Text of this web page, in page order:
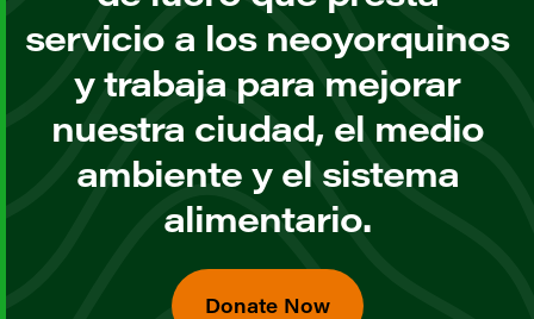
servicio a los neoyorquinos
y trabaja para mejorar
nuestra ciudad, el medio
ambiente y el sistema
alimentario.
Donate Now